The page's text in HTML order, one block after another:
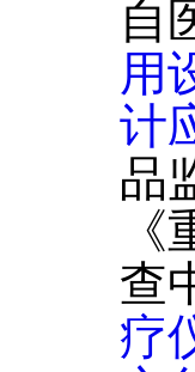
自
用
计
品
查
疗